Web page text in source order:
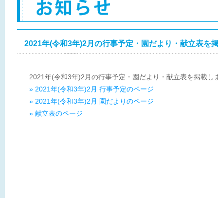
2021年(令和3年)2月の行事予定・園だより・献立表を
2021年(令和3年)2月の行事予定・園だより・献立表を掲載し
» 2021年(令和3年)2月 行事予定のページ
» 2021年(令和3年)2月 園だよりのページ
» 献立表のページ